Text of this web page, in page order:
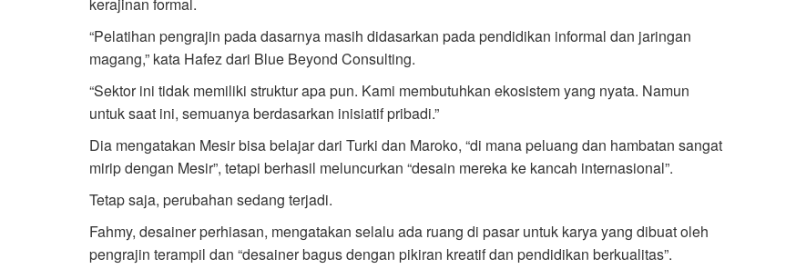
kerajinan formal.
“Pelatihan pengrajin pada dasarnya masih didasarkan pada pendidikan informal dan jaringan
magang,” kata Hafez dari Blue Beyond Consulting.
“Sektor ini tidak memiliki struktur apa pun. Kami membutuhkan ekosistem yang nyata. Namun
untuk saat ini, semuanya berdasarkan inisiatif pribadi.”
Dia mengatakan Mesir bisa belajar dari Turki dan Maroko, “di mana peluang dan hambatan sangat
mirip dengan Mesir”, tetapi berhasil meluncurkan “desain mereka ke kancah internasional”.
Tetap saja, perubahan sedang terjadi.
Fahmy, desainer perhiasan, mengatakan selalu ada ruang di pasar untuk karya yang dibuat oleh
pengrajin terampil dan “desainer bagus dengan pikiran kreatif dan pendidikan berkualitas”.